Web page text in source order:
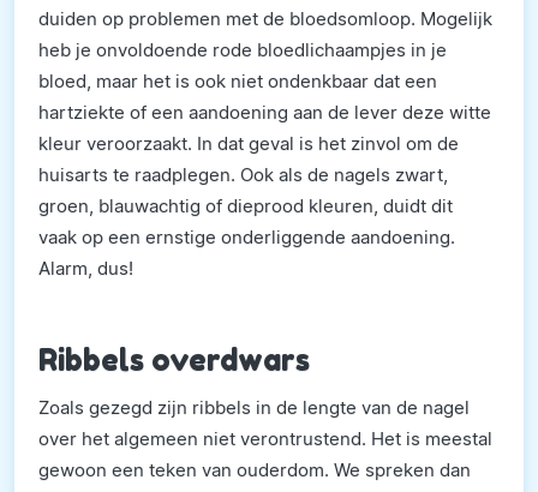
duiden op problemen met de bloedsomloop. Mogelijk
heb je onvoldoende rode bloedlichaampjes in je
bloed, maar het is ook niet ondenkbaar dat een
hartziekte of een aandoening aan de lever deze witte
kleur veroorzaakt. In dat geval is het zinvol om de
huisarts te raadplegen. Ook als de nagels zwart,
groen, blauwachtig of dieprood kleuren, duidt dit
vaak op een ernstige onderliggende aandoening.
Alarm, dus!
Ribbels overdwars
Zoals gezegd zijn ribbels in de lengte van de nagel
over het algemeen niet verontrustend. Het is meestal
gewoon een teken van ouderdom. We spreken dan